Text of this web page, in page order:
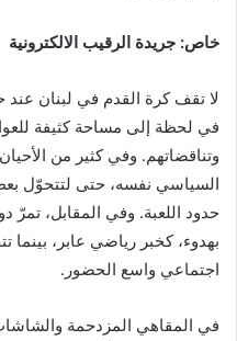
خاص: جريدة الرقيب الالكترونية
لا تقف كرة القدم في لبنان
في لحظة إلى مساحة كثيفة
وتناقضاتهم. وفي كثير من
السياسي نفسه، حتى لتتحوّل
حدود اللعبة. وفي المقابل، تمرّ
بهدوء، كخبر رياضي عابر، بينما
اجتماعي واسع الحضور.
في المقاهي المزدحمة